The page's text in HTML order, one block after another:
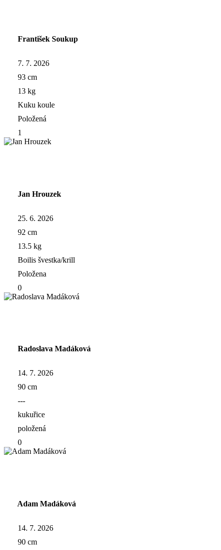
František Soukup
7. 7. 2026
93 cm
13 kg
Kuku koule
Položená
1
Jan Hrouzek
25. 6. 2026
92 cm
13.5 kg
Boilis švestka/krill
Položena
0
Radoslava Madáková
14. 7. 2026
90 cm
---
kukuřice
položená
0
Adam Madáková
14. 7. 2026
90 cm